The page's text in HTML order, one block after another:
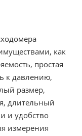
как
простая
к давлению,
размер,
длительный
и удобство
измерения